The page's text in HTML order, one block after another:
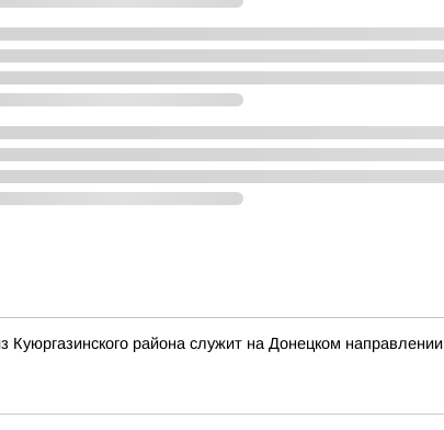
Куюргазинского района служит на Донецком направлении